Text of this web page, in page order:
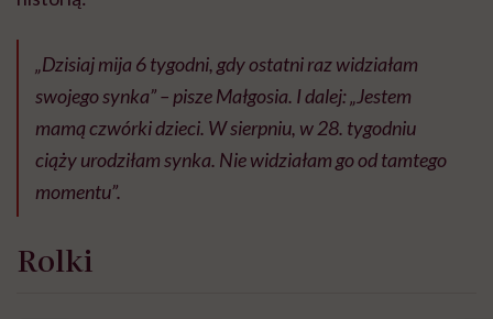
„Dzisiaj mija 6 tygodni, gdy ostatni raz widziałam
swojego synka” – pisze Małgosia. I dalej: „Jestem
mamą czwórki dzieci. W sierpniu, w 28. tygodniu
ciąży urodziłam synka. Nie widziałam go od tamtego
momentu”.
Rolki